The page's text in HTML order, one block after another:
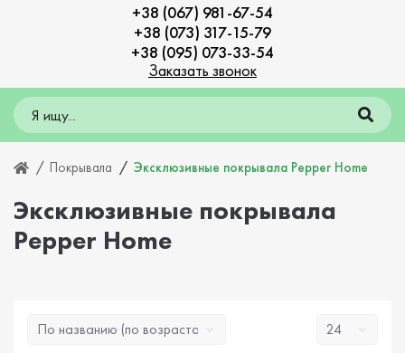
+38 (067) 981-67-54
+38 (073) 317-15-79
+38 (095) 073-33-54
Заказать звонок
Покрывала Эксклюзивные покрывала Pepper Home
Эксклюзивные покрывала
Pepper Home